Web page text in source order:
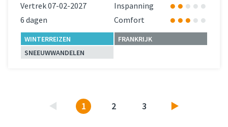
Vertrek 07-02-2027
Inspanning
6 dagen
Comfort
WINTERREIZEN
FRANKRIJK
SNEEUWWANDELEN
Vorige1 2 3 Volgende